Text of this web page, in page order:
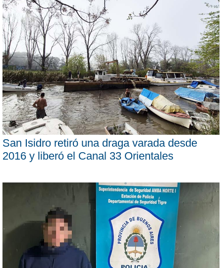
San Isidro retiró una draga varada desde
2016 y liberó el Canal 33 Orientales